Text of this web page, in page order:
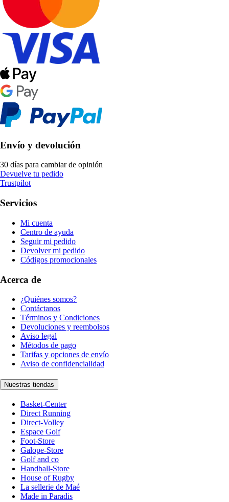
Envío y devolución
30 días para cambiar de opinión
Devuelve tu pedido
Trustpilot
Servicios
Mi cuenta
Centro de ayuda
Seguir mi pedido
Devolver mi pedido
Códigos promocionales
Acerca de
¿Quiénes somos?
Contáctanos
Términos y Condiciones
Devoluciones y reembolsos
Aviso legal
Métodos de pago
Tarifas y opciones de envío
Aviso de confidencialidad
Nuestras tiendas
Basket-Center
Direct Running
Direct-Volley
Espace Golf
Foot-Store
Galope-Store
Golf and co
Handball-Store
House of Rugby
La sellerie de Maé
Made in Paradis